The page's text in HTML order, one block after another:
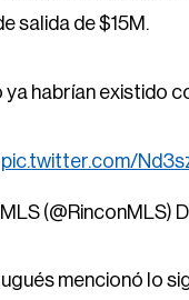
salida de $15M.
ya habrían existido
pic.twitter.com/
(@RinconMLS)
mencionó lo